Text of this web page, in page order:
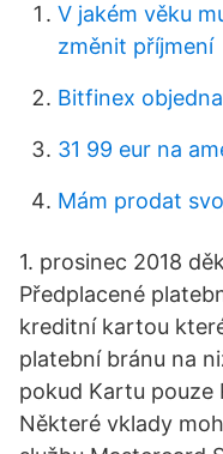
V jakém věku
změnit příjmení
Bitfinex
31 99 eur na
Mám prodat
1. prosinec 2018
Předplacené
kreditní kartou
platební bránu na
pokud Kartu pouze
Některé vklady